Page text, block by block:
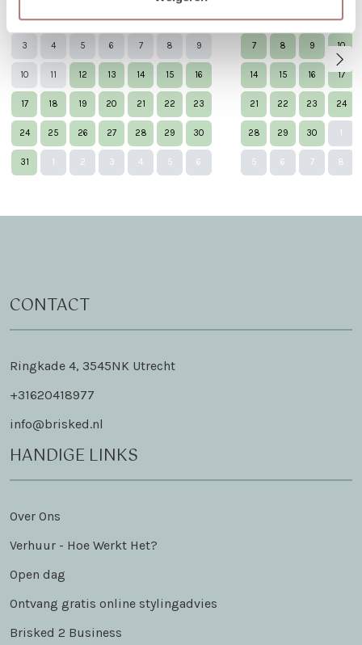
27 28 29 30 31 1 2
3 4 5 6 7 8 9
10 11 12 13 14 15 16
17 18 19 20 21 22 23
24 25 26 27 28 29 30
31 2 3 4 5 6
31 1 2 3
7 8 9 10
14 15 16 17
21 22 23 24
28 29 30
5 6 7 8
CONTACT
Ringkade 4, 3545NK Utrecht
+31620418977
info@brisked.nl
HANDIGE LINKS
Over Ons
Verhuur - Hoe Werkt Het?
Open dag
Ontvang gratis online stylingadvies
Brisked 2 Business